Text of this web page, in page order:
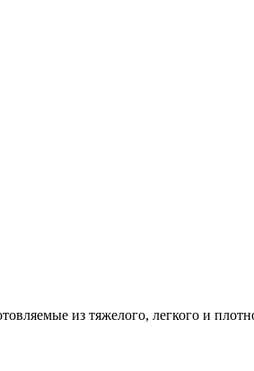
из тяжелого, легкого и